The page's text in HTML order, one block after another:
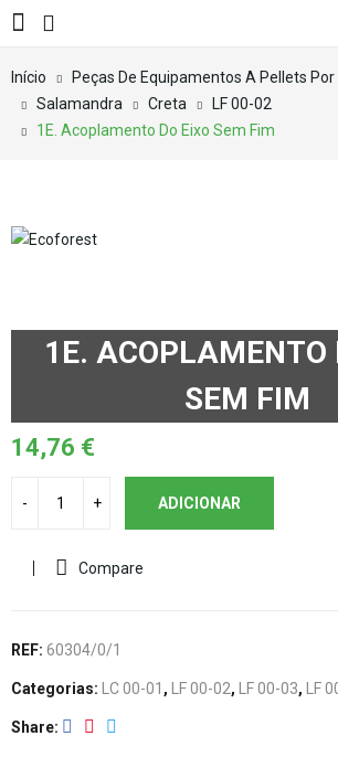
Início Peças De Equipamentos A Pellets
Salamandra
Creta
LF 00-02
1E. Acoplamento Do Eixo Sem Fim
1E. ACOPLAMENTO
SEM FIM
14,76 €
ADICIONAR
Compare
REF: 60304/0/1
Categorias: LC 00-01 , LF 00-02, LF 00-03, LF
Share